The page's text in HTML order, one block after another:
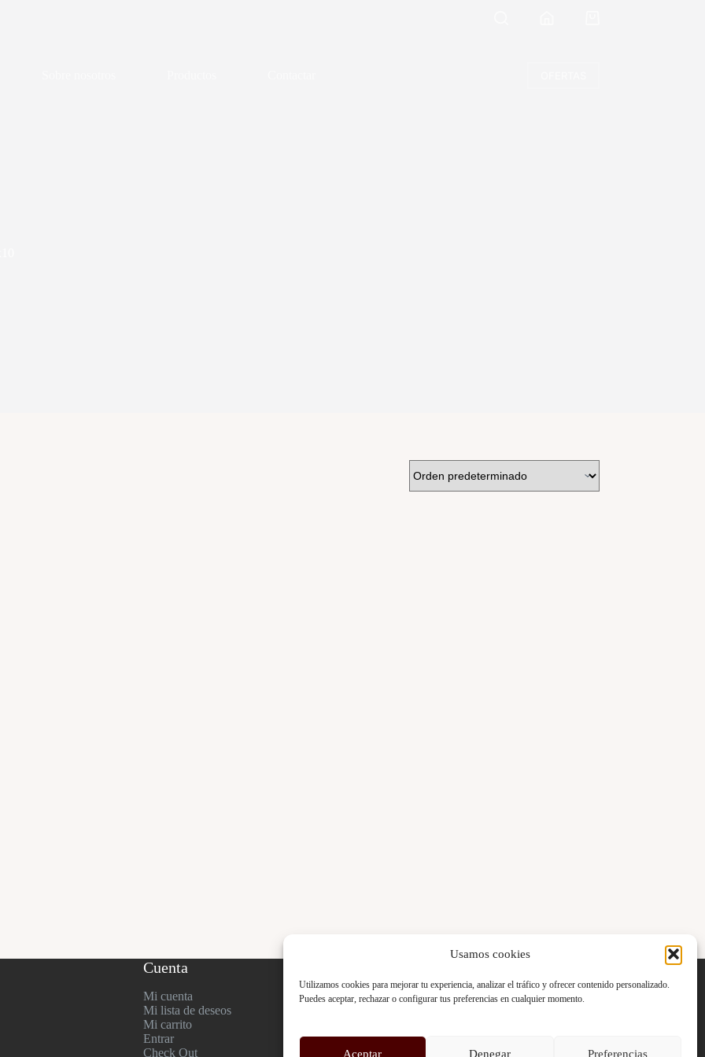
Usamos cookies
Utilizamos cookies para mejorar tu experiencia, analizar el tráfico y ofrecer contenido personalizado.
Puedes aceptar, rechazar o configurar tus preferencias en cualquier momento.
Aceptar Denegar Preferencias
Cuenta
Mi cuenta
Mi lista de deseos
Mi carrito
Entrar
Check Out
Envío y pago
Pago seguro